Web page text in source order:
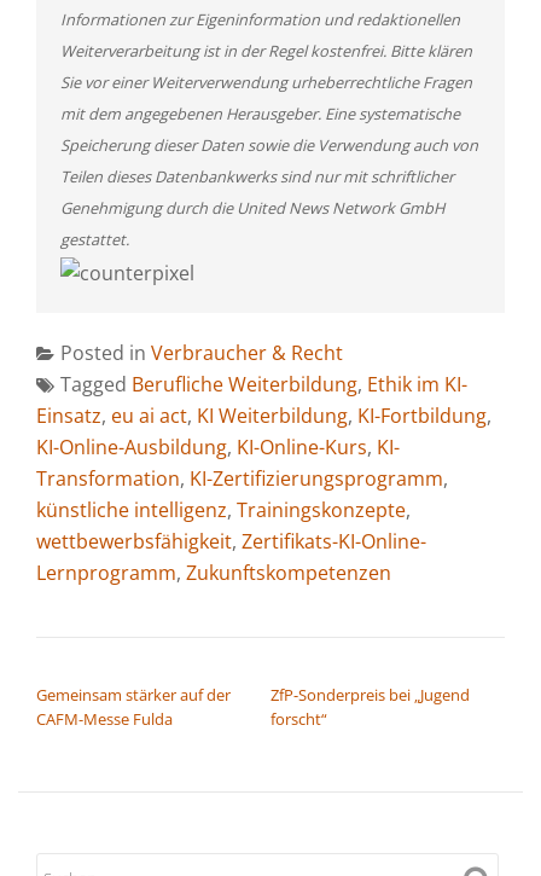
Informationen zur Eigeninformation und redaktionellen
Weiterverarbeitung ist in der Regel kostenfrei. Bitte klären
Sie vor einer Weiterverwendung urheberrechtliche Fragen
mit dem angegebenen Herausgeber. Eine systematische
Speicherung dieser Daten sowie die Verwendung auch von
Teilen dieses Datenbankwerks sind nur mit schriftlicher
Genehmigung durch die United News Network GmbH
gestattet.
Posted in Verbraucher & Recht
Tagged Berufliche Weiterbildung, Ethik im KI-
Einsatz, eu ai act, KI Weiterbildung, KI-Fortbildung,
KI-Online-Ausbildung, KI-Online-Kurs, KI-
Transformation, KI-Zertifizierungsprogramm,
künstliche intelligenz, Trainingskonzepte,
wettbewerbsfähigkeit, Zertifikats-KI-Online-
Lernprogramm, Zukunftskompetenzen
Gemeinsam stärker auf der
CAFM-Messe Fulda
ZfP-Sonderpreis bei „Jugend
forscht“